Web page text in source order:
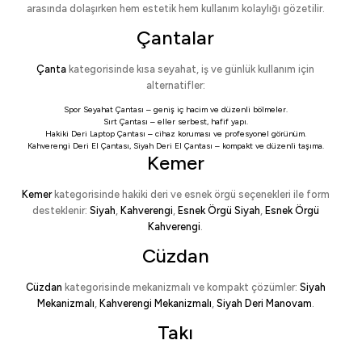
arasında dolaşırken hem estetik hem kullanım kolaylığı gözetilir.
Çantalar
Çanta kategorisinde kısa seyahat, iş ve günlük kullanım için
alternatifler:
Spor Seyahat Çantası – geniş iç hacim ve düzenli bölmeler.
Sırt Çantası – eller serbest, hafif yapı.
Hakiki Deri Laptop Çantası – cihaz koruması ve profesyonel görünüm.
Kahverengi Deri El Çantası, Siyah Deri El Çantası – kompakt ve düzenli taşıma.
Kemer
Kemerkategorisinde hakiki deri ve esnek örgü seçenekleri ile form
desteklenir: Siyah, Kahverengi, Esnek Örgü Siyah, Esnek Örgü
Kahverengi.
Cüzdan
Cüzdan kategorisinde mekanizmalı ve kompakt çözümler: Siyah
Mekanizmalı, Kahverengi Mekanizmalı, Siyah Deri Manovam.
Takı